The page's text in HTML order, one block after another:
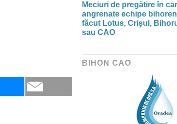
Meciuri de pregătire în
angrenate echipe
făcut Lotus, Crișul,
sau CAO
BIHON CAO